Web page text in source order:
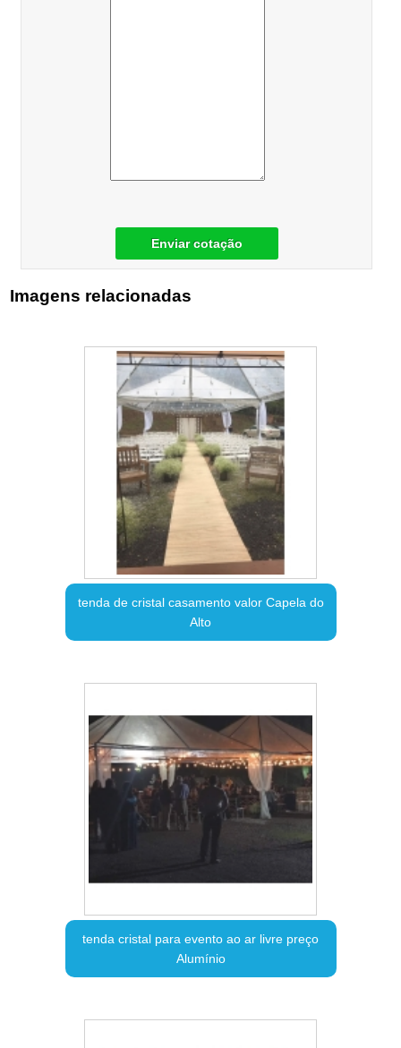
Enviar cotação
Imagens relacionadas
tenda de cristal casamento valor Capela do
Alto
tenda cristal para evento ao ar livre preço
Alumínio